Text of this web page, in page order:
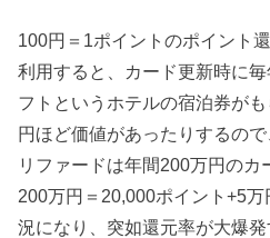
100円＝1ポイントのポイント
利用すると、カード更新時に
フトというホテルの宿泊券が
円ほど価値があったりするの
リファードは年間200万円のカ
200万円＝20,000ポイント+5
況になり、突如還元率が大爆